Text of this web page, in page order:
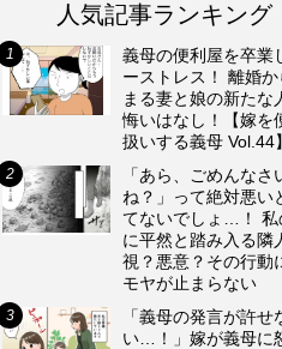
人気記事ランキング
義母の便利屋を卒業
ーストレス！ 離婚
まる妻と娘の新たな
悔いはなし！【嫁を
扱いする義母 Vol.44】
「あら、ごめんなさ
ね？」って絶対悪い
てないでしょ…！ 私
に平然と踏み入る
視？悪意？その行動
モヤが止まらない
「義母の発言が許せ
い…！」嫁が義母に